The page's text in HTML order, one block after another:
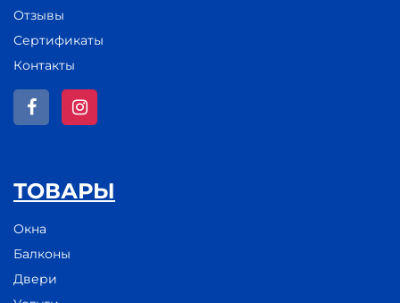
Отзывы
Сертификаты
Контакты
ТОВАРЫ
Окна
Балконы
Двери